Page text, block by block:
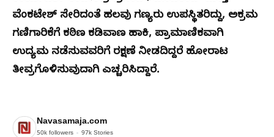
ವೆಂಕಟೇಶ್ ಸೇರಿದಂತೆ ಹಲವು ಗಣ್ಯರು ಉಪಸ್ಥಿತರಿದ್ದು, ಅಕ್ರಮ
ಗಣಿಗಾರಿಕೆಗೆ ಕಠಿಣ ಕಡಿವಾಣ ಹಾಕಿ, ಪ್ರಾಮಾಣಿಕವಾಗಿ
ಉದ್ಯಮ ನಡೆಸುವವರಿಗೆ ರಕ್ಷಣೆ ನೀಡದಿದ್ದರೆ ಹೋರಾಟ
ತೀವ್ರಗೊಳಿಸುವುದಾಗಿ ಎಚ್ಚರಿಸಿದ್ದಾರೆ.
Navasamaja.com
50k followers 97k Stories